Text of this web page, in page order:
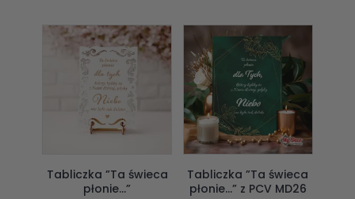
Tabliczka ”Ta świeca
płonie…”
Tabliczka ”Ta świeca
płonie…” z PCV MD26